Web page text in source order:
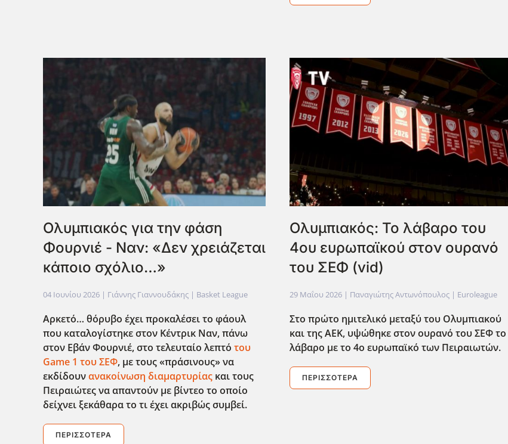
Ολυμπιακός για την φάση
Φουρνιέ - Ναν: «Δεν χρειάζεται
κάποιο σχόλιο…»
04 Ιουνίου 2026 | Γιάννης Γιαννουδάκης | Basket League
Αρκετό… θόρυβο έχει προκαλέσει το φάουλ
που καταλογίστηκε στον Κέντρικ Ναν, πάνω
στον Εβάν Φουρνιέ, στο τελευταίο λεπτό του
Game 1 του ΣΕΦ, με τους «πράσινους» να
εκδίδουνανακοίνωση διαμαρτυρίας και τους
Πειραιώτες να απαντούν με βίντεο το οποίο
δείχνει ξεκάθαρα το τι έχει ακριβώς συμβεί.
ΠΕΡΙΣΣΌΤΕΡΑ
Ολυμπιακός: Το λάβαρο του
4ου ευρωπαϊκού στον ουρανό
του ΣΕΦ (vid)
29 Μαΐου 2026 | Παναγιώτης Αντωνόπουλος | Euroleague
Στο πρώτο ημιτελικό μεταξύ του Ολυμπιακού
και της ΑΕΚ, υψώθηκε στον ουρανό του ΣΕΦ το
λάβαρο με το 4ο ευρωπαϊκό των Πειραιωτών.
ΠΕΡΙΣΣΌΤΕΡΑ